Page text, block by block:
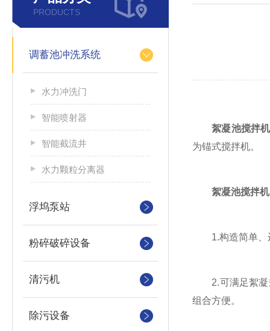
PRODUCTS
调蓄池冲洗系统
水力冲洗门
智能喷射器
智能截流井
水力颗粒分离器
浮坞泵站
粉碎破碎设备
清污机
除污设备
絮凝池搅拌机
为锚式搅拌机。
絮凝池搅拌机
1.构造简单、
2.可满足絮凝规
组合方便。